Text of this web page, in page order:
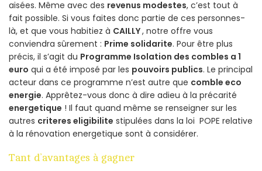
aisées. Même avec des revenus modestes, c’est tout à
fait possible. Si vous faites donc partie de ces personnes-
là, et que vous habitiez à CAILLY, notre offre vous
conviendra sûrement : Prime solidarite. Pour être plus
précis, il s’agit du Programme Isolation des combles a 1
euro qui a été imposé par les pouvoirs publics. Le principal
acteur dans ce programme n’est autre que comble eco
energie. Apprêtez-vous donc à dire adieu à la précarité
energetique ! Il faut quand même se renseigner sur les
autres criteres eligibilite stipulées dans la loi POPE relative
à la rénovation energetique sont à considérer.
Tant d’avantages à gagner